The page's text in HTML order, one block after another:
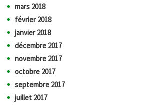
mars 2018
février 2018
janvier 2018
décembre 2017
novembre 2017
octobre 2017
septembre 2017
juillet 2017